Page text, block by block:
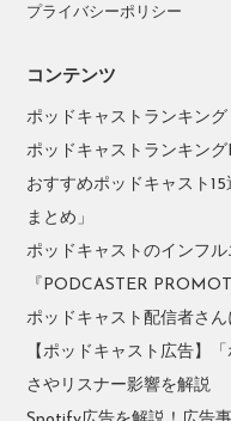
プライバシーポリシー
コンテンツ
ポッドキャストランキング
ポッドキャストランキング
おすすめポッドキャスト
まとめ」
ポッドキャストのインフ
『PODCASTER
ポッドキャスト配信者さ
【ポッドキャスト広告】
さやリスナー影響を解説